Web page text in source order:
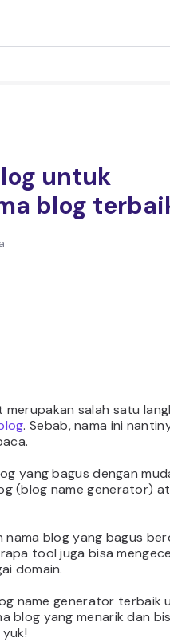
untuk
blog
salah satu
. Sebab, nama ini
yang bagus dengan
(blog name generator)
nama blog yang bagus
tool juga bisa
domain.
name generator terbaik
blog yang menarik dan